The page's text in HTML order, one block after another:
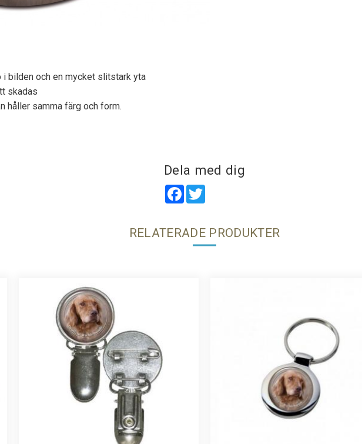
bilden och en mycket slitstark yta
skadas
håller samma färg och form.
Dela med dig
Facebook
RELATERADE PRODUKTER